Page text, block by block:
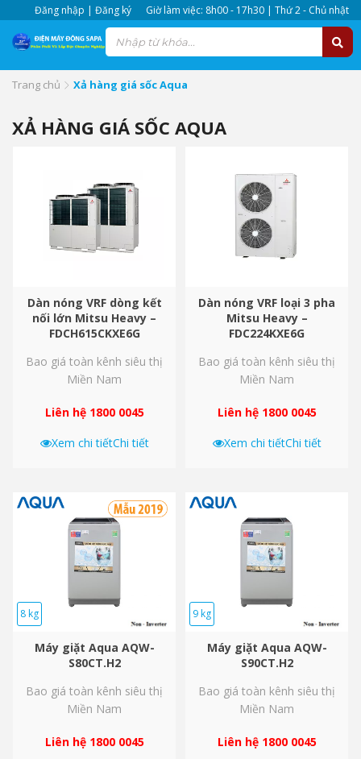
Đăng nhập | Đăng ký Giờ làm việc: 8h00 - 17h30 | Thứ 2 - Chủ nhật
Trang chủ Xả hàng giá sốc Aqua
XẢ HÀNG GIÁ SỐC AQUA
Dàn nóng VRF dòng kết
nối lớn Mitsu Heavy –
FDCH615CKXE6G
Bao giá toàn kênh siêu thị
Miền Nam
Liên hệ 1800 0045
Xem chi tiếtChi tiết
Dàn nóng VRF loại 3 pha
Mitsu Heavy –
FDC224KXE6G
Bao giá toàn kênh siêu thị
Miền Nam
Liên hệ 1800 0045
Xem chi tiếtChi tiết
8 kg
Máy giặt Aqua AQW-
S80CT.H2
Bao giá toàn kênh siêu thị
Miền Nam
Liên hệ 1800 0045
9 kg
Máy giặt Aqua AQW-
S90CT.H2
Bao giá toàn kênh siêu thị
Miền Nam
Liên hệ 1800 0045